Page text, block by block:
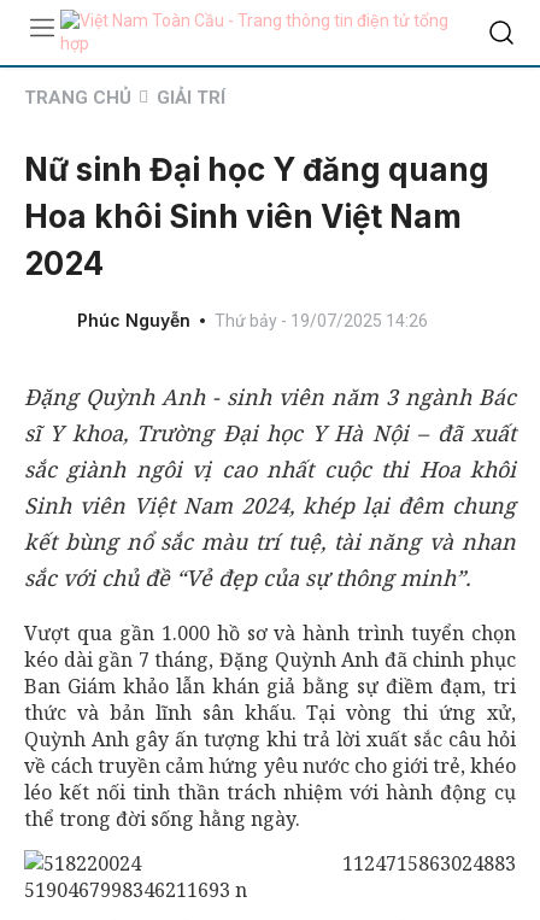
TRANG CHỦ GIẢI TRÍ
Nữ sinh Đại học Y đăng quang
Hoa khôi Sinh viên Việt Nam
2024
Phúc Nguyễn Thứ bảy - 19/07/2025 14:26
Đặng Quỳnh Anh - sinh viên năm 3 ngành Bác
sĩ Y khoa, Trường Đại học Y Hà Nội – đã xuất
sắc giành ngôi vị cao nhất cuộc thi Hoa khôi
Sinh viên Việt Nam 2024, khép lại đêm chung
kết bùng nổ sắc màu trí tuệ, tài năng và nhan
sắc với chủ đề “Vẻ đẹp của sự thông minh”.
Vượt qua gần 1.000 hồ sơ và hành trình tuyển chọn
kéo dài gần 7 tháng, Đặng Quỳnh Anh đã chinh phục
Ban Giám khảo lẫn khán giả bằng sự điềm đạm, tri
thức và bản lĩnh sân khấu. Tại vòng thi ứng xử,
Quỳnh Anh gây ấn tượng khi trả lời xuất sắc câu hỏi
về cách truyền cảm hứng yêu nước cho giới trẻ, khéo
léo kết nối tinh thần trách nhiệm với hành động cụ
thể trong đời sống hằng ngày.